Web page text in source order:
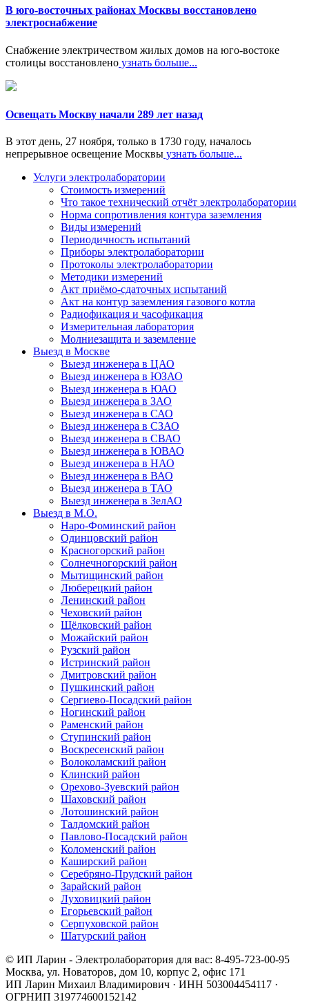
В юго-восточных районах Москвы восстановлено
электроснабжение
Снабжение электричеством жилых домов на юго-востоке
столицы восстановлено узнать больше...
Освещать Москву начали 289 лет назад
В этот день, 27 ноября, только в 1730 году, началось
непрерывное освещение Москвы узнать больше...
Услуги электролаборатории
Стоимость измерений
Что такое технический отчёт электролаборатории
Норма сопротивления контура заземления
Виды измерений
Периодичность испытаний
Приборы электролаборатории
Протоколы электролаборатории
Методики измерений
Акт приёмо-сдаточных испытаний
Акт на контур заземления газового котла
Радиофикация и часофикация
Измерительная лаборатория
Молниезащита и заземление
Выезд в Москве
Выезд инженера в ЦАО
Выезд инженера в ЮЗАО
Выезд инженера в ЮАО
Выезд инженера в ЗАО
Выезд инженера в САО
Выезд инженера в СЗАО
Выезд инженера в СВАО
Выезд инженера в ЮВАО
Выезд инженера в НАО
Выезд инженера в ВАО
Выезд инженера в ТАО
Выезд инженера в ЗелАО
Выезд в М.О.
Наро-Фоминский район
Одинцовский район
Красногорский район
Солнечногорский район
Мытищинский район
Люберецкий район
Ленинский район
Чеховский район
Щёлковский район
Можайский район
Рузский район
Истринский район
Дмитровский район
Пушкинский район
Сергиево-Посадский район
Ногинский район
Раменский район
Ступинский район
Воскресенский район
Волоколамский район
Клинский район
Орехово-Зуевский район
Шаховский район
Лотошинский район
Талдомский район
Павлово-Посадский район
Коломенский район
Каширский район
Серебряно-Прудский район
Зарайский район
Луховицкий район
Егорьевский район
Серпуховской район
Шатурский район
© ИП Ларин - Электролаборатория для вас: 8-495-723-00-95
Москва, ул. Новаторов, дом 10, корпус 2, офис 171
ИП Ларин Михаил Владимирович · ИНН 503004454117 ·
ОГРНИП 319774600152142